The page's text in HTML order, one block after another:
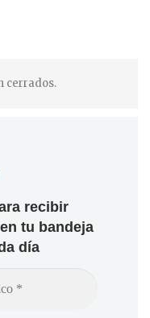
cerrados.
recibir
tu bandeja
día